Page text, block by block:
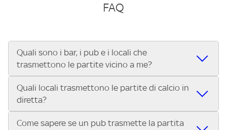
FAQ
Quali sono i bar, i pub e i locali che
trasmettono le partite vicino a me?
Se cerchi un bar, pub, ristorante o locale vicino a te per
vedere le partite di Serie A ENILIVE, la Serie C Sky Wifi, la
UEFA Champions League, la UEFA Europa League, la UEFA
Conference League, il Tennis, la Formula 1®, la MotoGP™ e
Quali locali trasmettono le partite di calcio in
diretta?
Vuoi sapere quali bar, pub o ristoranti mostrano le partite
Come sapere se un pub trasmette la partita